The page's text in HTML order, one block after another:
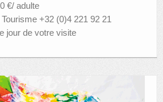
€/ adulte
+32 (0)4 221 92 21
jour de votre visite